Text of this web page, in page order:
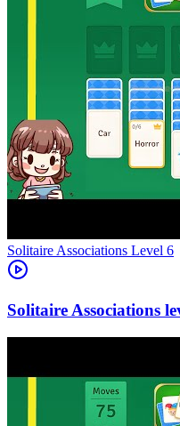
Level 6